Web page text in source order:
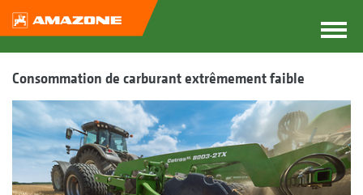
Consommation de carburant extrêmement faible